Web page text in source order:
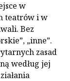
w
teatrów i w
Bez
„inne”.
zasad
według jej